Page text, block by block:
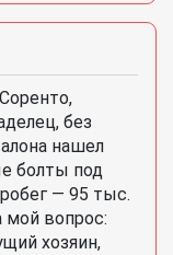
без
нашел
болты под
— 95 тыс.
вопрос:
хозяин,